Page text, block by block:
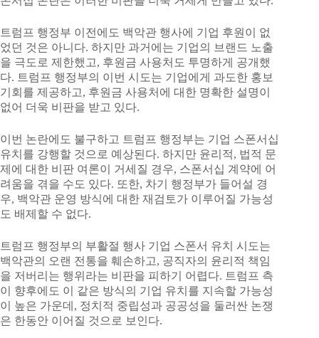
트럼프 행정부 이전에도 백악관 행사에 기업 후원이 없
었던 것은 아니다. 하지만 과거에는 기업의 브랜드 노출
을 극도로 제한했고, 후원금 사용처도 투명하게 공개했
다. 트럼프 행정부의 이번 시도는 기업에게 과도한 홍보
기회를 제공하고, 후원금 사용처에 대한 명확한 설명이
없어 더욱 비판을 받고 있다.
이번 논란에도 불구하고 트럼프 행정부는 기업 스폰서십
유치를 강행할 것으로 예상된다. 하지만 윤리적, 법적 문
제에 대한 비판 여론이 거세질 경우, 스폰서십 계약에 어
려움을 겪을 수도 있다. 또한, 차기 행정부가 들어설 경
우, 백악관 운영 방식에 대한 재검토가 이루어질 가능성
도 배제할 수 없다.
트럼프 행정부의 부활절 행사 기업 스폰서 유치 시도는
백악관의 오랜 전통을 훼손하고, 공직자의 윤리적 책임
을 저버리는 행위라는 비판을 피하기 어렵다. 트럼프 측
이 향후에도 이 같은 방식의 기업 유치를 지속할 가능성
이 높은 가운데, 정치적 중립성과 공공성을 둘러싼 논쟁
은 한동안 이어질 것으로 보인다.